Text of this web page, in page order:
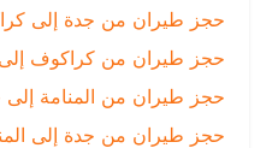
حجز طيران من جدة إلى كراكوف
حجز طيران من كراكوف إلى جدة
حجز طيران من المنامة إلى جدة
حجز طيران من جدة إلى المنامة |